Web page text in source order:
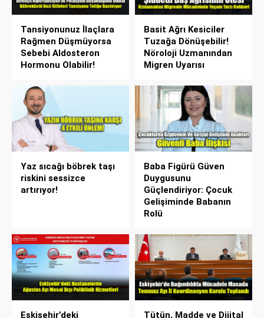
Tansiyonunuz İlaçlara
Rağmen Düşmüyorsa
Sebebi Aldosteron
Hormonu Olabilir!
Basit Ağrı Kesiciler
Tuzağa Dönüşebilir!
Nöroloji Uzmanından
Migren Uyarısı
Yaz sıcağı böbrek taşı
riskini sessizce
artırıyor!
Baba Figürü Güven
Duygusunu
Güçlendiriyor: Çocuk
Gelişiminde Babanın
Rolü
Eskişehir’deki
Tütün, Madde ve Dijital